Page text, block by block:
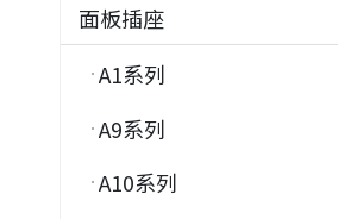
面板插座
A1系列
A9系列
A10系列